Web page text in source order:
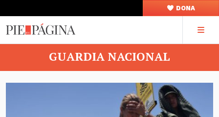
DONA
GUARDIA NACIONAL